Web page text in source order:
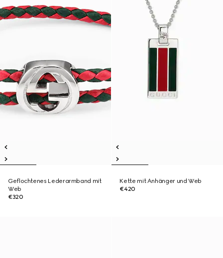
Geflochtenes Lederarmband mit
Web
€320
Kette mit Anhänger und Web
€420